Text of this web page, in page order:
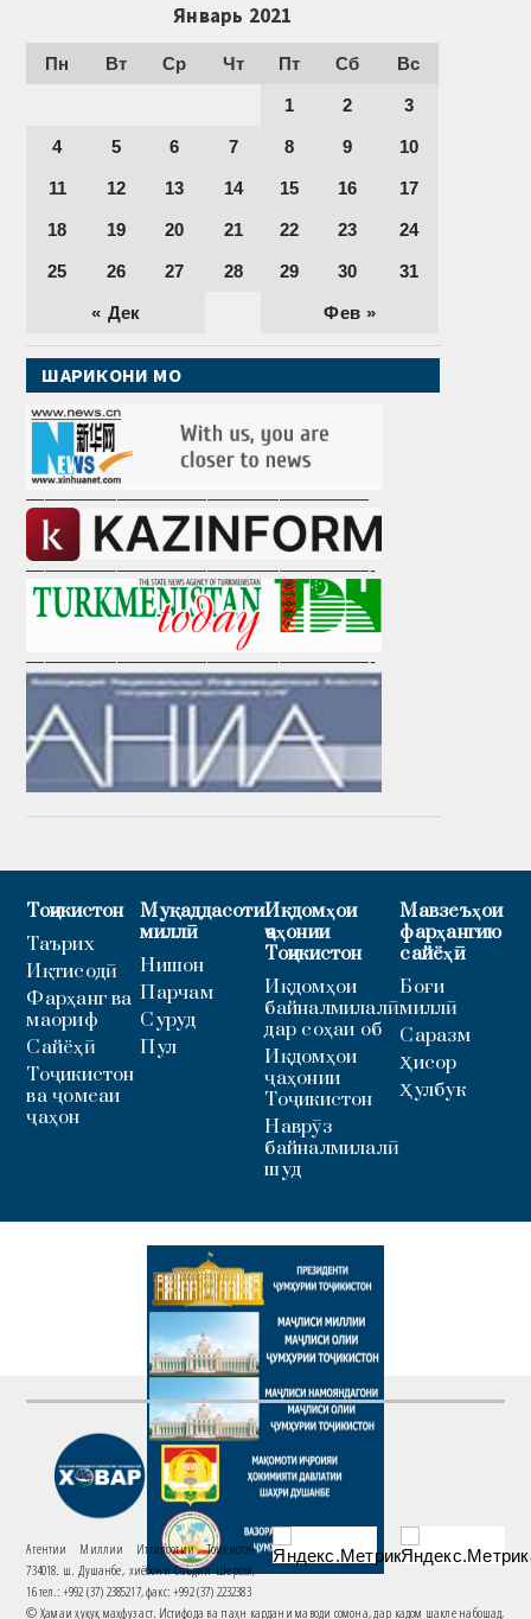
Январь 2021
Пн Вт Ср Чт Пт Сб Вс
« Дек Фев »
1 2 3
4 5 6 7 8 9 10
11 12 13 14 15 16 17
18 19 20 21 22 23 24
25 26 27 28 29 30 31
ШАРИКОНИ МО
———————————————————
———————————————————-
———————————————————-
Тоҷикистон
Таърих
Иқтисодӣ
Фарҳанг ва
маориф
Сайёҳӣ
Тоҷикистон
ва ҷомеаи
ҷаҳон
Муқаддасоти
миллӣ
Нишон
Парчам
Суруд
Пул
Иқдомҳои
ҷаҳонии
Тоҷикистон
Иқдомҳои
байналмилалӣ
дар соҳаи об
Иқдомҳои
ҷаҳонии
Тоҷикистон
Наврӯз
байналмилалӣ
шуд
Мавзеъҳои
фарҳангию
сайёҳӣ
Боғи
миллӣ
Саразм
Ҳисор
Ҳулбук
Агентии Миллии Иттилоотии Тоҷикистон
734018. ш. Душанбе, хиёбони Саъдии Шерозӣ,
16 тел.: +992 (37) 2385217, факс: +992 (37) 2232383
© Ҳамаи ҳуқуқ маҳфуз аст. Истифода ва паҳн кардани маводи сомона, дар кадом шакле набошад,